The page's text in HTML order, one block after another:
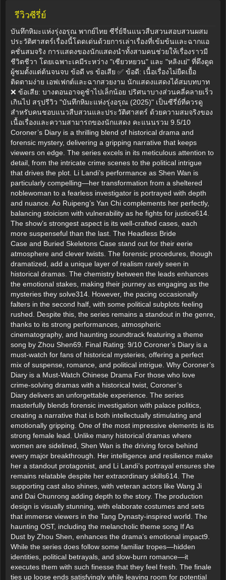
รีวิวซีรี่ย์
บันทึกหิมะแห่งรุ่งอรุณ พากย์ไทย ซีรี่ย์จีนแนวสืบสวนสอบสวนผสม
ประวัติศาสตร์เรื่องนี้โดดเด่นด้วยการเล่าเรื่องที่เข้มข้นและฉากแอ
คชั่นสมจริง การแสดงของนักแสดงนำทั้งสามคนช่วยให้เรื่องราวมี
ชีวิตชีวา โดยเฉพาะเคมีระหว่าง "เซียวหยวน" และ "หลิงเย่" ที่ดึงดูด
ผู้ชมตั้งแต่ต้นจนจบ ข้อดี vs ข้อเสีย ✅ ข้อดี: เนื้อเรื่องไม่ยืดเยื้อ
ติดตามง่าย เอฟเฟกต์และฉากสวยงาม นักแสดงแสดงได้สมบทบาท
❌ ข้อเสีย: บางตอนอาจดูช้าไปเล็กน้อย ปริศนาบางส่วนคลี่คลายเร็ว
เกินไป สรุปรีวิว "บันทึกหิมะแห่งรุ่งอรุณ (2025)" เป็นซีรี่ย์ที่ควรดู
สำหรับคนชอบแนวสืบสวนและประวัติศาสตร์ ด้วยความสมจริงของ
เนื้อเรื่องและความสามารถของนักแสดง คะแนนรวม 9.5/10
Coroner’s Diary is a thrilling blend of historical drama and
forensic mystery, delivering a gripping narrative that keeps
viewers on edge. The series excels in its meticulous attention to
detail, from the intricate crime scenes to the political intrigue
that drives the plot. Li Landi’s performance as Shen Wan is
particularly compelling—her transformation from a sheltered
noblewoman to a fearless investigator is portrayed with depth
and nuance. Ao Ruipeng’s Yan Chi complements her perfectly,
balancing stoicism with vulnerability as he fights for justice614.
The show’s strongest aspect is its well-crafted cases, each
more suspenseful than the last. The Headless Bride
Case and Buried Skeletons Case stand out for their eerie
atmosphere and clever twists. The forensic procedures, though
dramatized, add a unique layer of realism rarely seen in
historical dramas. The chemistry between the leads enhances
the emotional stakes, making their journey as engaging as the
mysteries they solve314. However, the pacing occasionally
falters in the second half, with some political subplots feeling
rushed. Despite this, the series remains a standout in the genre,
thanks to its strong performances, atmospheric
cinematography, and haunting soundtrack featuring a theme
song by Zhou Shen69. Final Rating: 9/10 Coroner’s Diary is a
must-watch for fans of historical mysteries, offering a perfect
mix of suspense, romance, and political intrigue. Why Coroner’s
Diary is a Must-Watch Chinese Drama For those who love
crime-solving dramas with a historical twist, Coroner’s
Diary delivers an unforgettable experience. The series
masterfully blends forensic investigation with palace politics,
creating a narrative that is both intellectually stimulating and
emotionally gripping. One of the most impressive elements is its
strong female lead. Unlike many historical dramas where
women are sidelined, Shen Wan is the driving force behind
every major breakthrough. Her intelligence and resilience make
her a standout protagonist, and Li Landi’s portrayal ensures she
remains relatable despite her extraordinary skills614. The
supporting cast also shines, with veteran actors like Wang Ji
and Dai Chunrong adding depth to the story. The production
design is visually stunning, with elaborate costumes and sets
that immerse viewers in the Tang Dynasty-inspired world. The
haunting OST, including the melancholic theme song If As
Dust by Zhou Shen, enhances the drama’s emotional impact9.
While the series does follow some familiar tropes—hidden
identities, political betrayals, and slow-burn romance—it
executes them with such finesse that they feel fresh. The finale
ties up loose ends satisfyingly while leaving room for potential